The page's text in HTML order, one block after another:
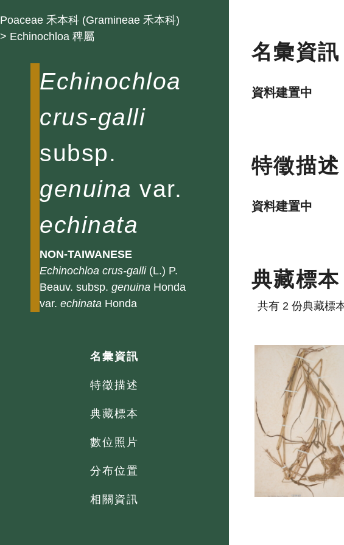
Poaceae 禾本科 (Gramineae 禾本科)
> Echinochloa 稗屬
Echinochloa
crus-galli
subsp.
genuina var.
echinata
NON-TAIWANESE
Echinochloa crus-galli(L.) P.
Beauv. subsp. genuina Honda
var. echinata Honda
名彙資訊
特徵描述
典藏標本
數位照片
分布位置
相關資訊
名彙資訊
資料建置中
特徵描述
資料建置中
典藏標本
共有 2 份典藏標